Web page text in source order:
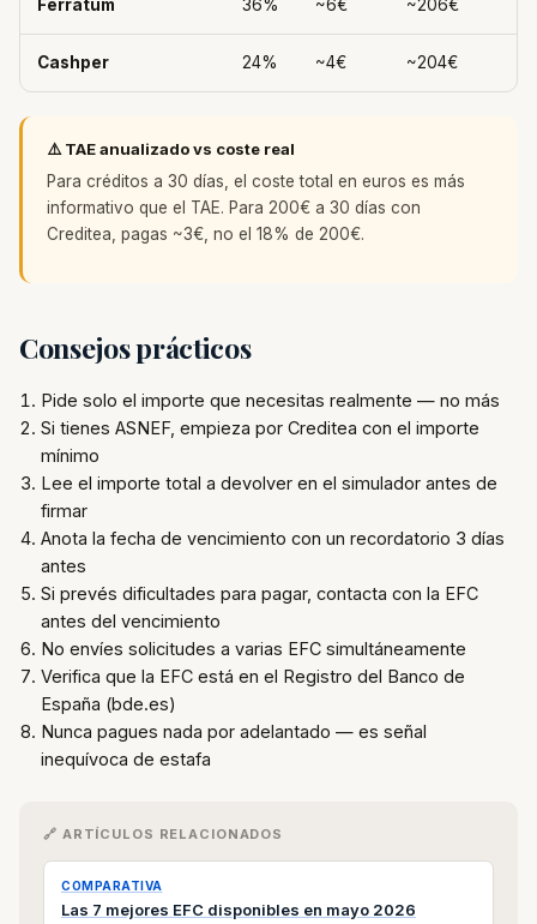
Ferratum 36% ~6€ ~206€
Cashper 24% ~4€ ~204€
⚠️ TAE anualizado vs coste real
Para créditos a 30 días, el coste total en euros es más
informativo que el TAE. Para 200€ a 30 días con
Creditea, pagas ~3€, no el 18% de 200€.
Consejos prácticos
Pide solo el importe que necesitas realmente — no más
Si tienes ASNEF, empieza por Creditea con el importe
mínimo
Lee el importe total a devolver en el simulador antes de
firmar
Anota la fecha de vencimiento con un recordatorio 3 días
antes
Si prevés dificultades para pagar, contacta con la EFC
antes del vencimiento
No envíes solicitudes a varias EFC simultáneamente
Verifica que la EFC está en el Registro del Banco de
España (bde.es)
Nunca pagues nada por adelantado — es señal
inequívoca de estafa
🔗 ARTÍCULOS RELACIONADOS
COMPARATIVA
Las 7 mejores EFC disponibles en mayo 2026